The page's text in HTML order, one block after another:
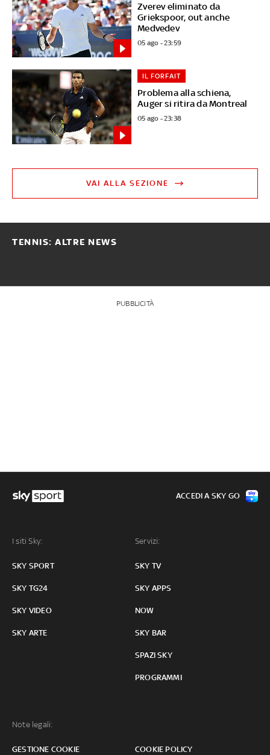
Zverev eliminato da
Griekspoor, out anche
Medvedev
05 ago - 23:59
Problema alla schiena,
Auger si ritira da Montreal
IL FORFAIT
05 ago - 23:38
VAI ALLA SEZIONE
TENNIS: ALTRE NEWS
PUBBLICITÀ
I siti Sky:
SKY SPORT
SKY TG24
SKY VIDEO
SKY ARTE
Servizi:
SKY TV
SKY APPS
NOW
SKY BAR
SPAZI SKY
PROGRAMMI
Note legali:
GESTIONE COOKIE COOKIE POLICY
ACCEDI A SKY GO